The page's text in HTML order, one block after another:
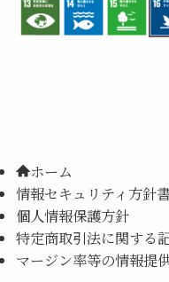
ホーム
情報セキュリティ方針
個人情報保護方針
特定商取引法に関する
マージン率等の情報提